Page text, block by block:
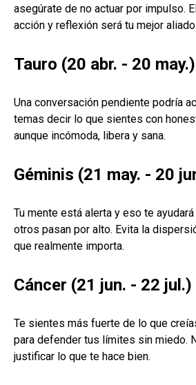
asegúrate de no actuar por impulso.
acción y reflexión será tu mejor aliado.
Tauro (20 abr. - 20 may.)
Una conversación pendiente podría
temas decir lo que sientes con
aunque incómoda, libera y sana.
Géminis (21 may. - 20
Tu mente está alerta y eso te
otros pasan por alto. Evita la
que realmente importa.
Cáncer (21 jun. - 22 jul.)
Te sientes más fuerte de lo que
para defender tus límites sin miedo.
justificar lo que te hace bien.